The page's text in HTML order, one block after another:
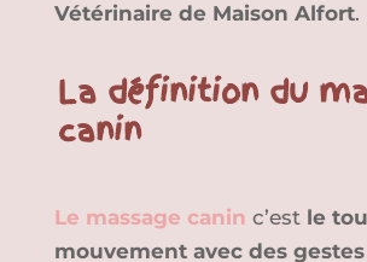
Vétérinaire de Maison Alfort.
La définition du
canin
Le massage canin c’est le
mouvement avec des